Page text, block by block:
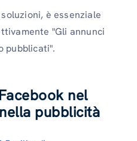
è essenziale
"Gli annunci
pubblicati".
nel
pubblicità